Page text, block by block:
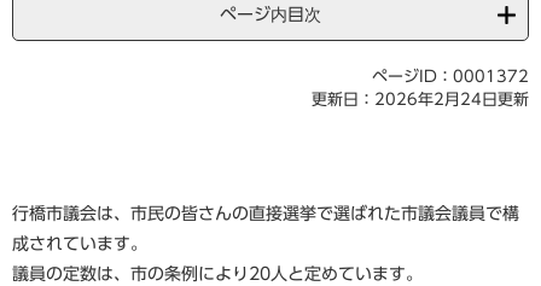
ページ内目次
ページID：0001372
更新日：2026年2月24日更新
行橋市議会は、市民の皆さんの直接選挙で選ばれた市議会議員で構
成されています。
議員の定数は、市の条例により20人と定めています。